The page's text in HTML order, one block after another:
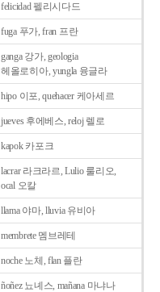
felicidad 펠리시다드
fuga 푸가, fran 프란
ganga 강가, geologia
헤올로히아, yungla 융글라
hipo 이포, quehacer 케아세르
jueves 후에베스, reloj 렐로
kapok 카포크
lacrar 라크라르, Lulio 룰리오,
ocal 오칼
llama 야마, lluvia 유비아
membrete 멤브레테
noche 노체, flan 플란
ñoñez 뇨녜스, mañana 마냐나